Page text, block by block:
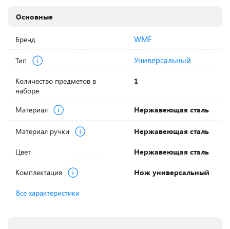
Основные
Бренд WMF
Тип Универсальный
Количество предметов в
наборе
1
Материал Нержавеющая сталь
Материал ручки Нержавеющая сталь
Цвет Нержавеющая сталь
Комплектация Нож универсальный
Все характеристики